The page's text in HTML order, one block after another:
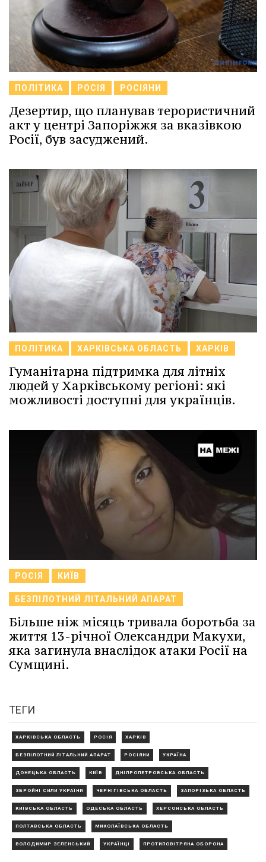
ПОЛІТИКА РОСІЯ РОСІЯНИ
Дезертир, що планував терористичний
акт у центрі Запоріжжя за вказівкою
Росії, був засуджений.
ПОЛІТИКА ХАРКІВСЬКА ОБЛАСТЬ ХАРКІВ
Гуманітарна підтримка для літніх
людей у Харківському регіоні: які
можливості доступні для українців.
РОСІЯ КИЇВ
БЕЗПІЛОТНИЙ ЛІТАЛЬНИЙ АПАРАТ
Більше ніж місяць тривала боротьба за
життя 13-річної Олександри Макухи,
яка загинула внаслідок атаки Росії на
Сумщині.
ТЕГИ
ХАРКІВСЬКА ОБЛАСТЬ РОСІЯ ХАРКІВ
БЕЗПІЛОТНИЙ ЛІТАЛЬНИЙ АПАРАТ РОСІЯНИ УКРАЇНА
ДОНЕЦЬКА ОБЛАСТЬ КИЇВ ДНІПРОПЕТРОВСЬКА ОБЛАСТЬ
ЗБРОЙНІ СИЛИ УКРАЇНИ ЧЕРНІГІВСЬКА ОБЛАСТЬ ЗАПОРІЗЬКА ОБЛАСТЬ
КИЇВСЬКА ОБЛАСТЬ ОДЕСЬКА ОБЛАСТЬ ХЕРСОНСЬКА ОБЛАСТЬ
ПОЛТАВСЬКА ОБЛАСТЬ МИКОЛАЇВСЬКА ОБЛАСТЬ
ВОЛОДИМИР ЗЕЛЕНСЬКИЙ УКРАЇНЦІ ПРОТИПОВІТРЯНА ОБОРОНА